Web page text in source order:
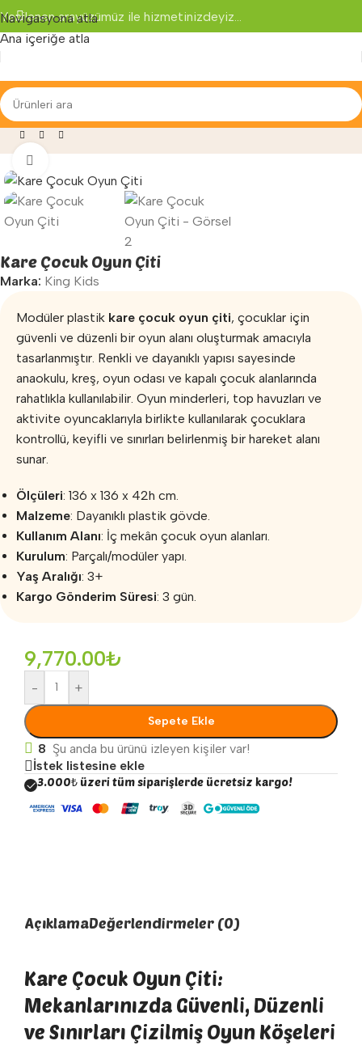
Navigasyona atla
Ana içeriğe atla
Yenilenen arayüzümüz ile hizmetinizdeyiz...
» Mağaza»
Kare Çocuk Oyun Çiti
Marka: King Kids
Modüler plastik kare çocuk oyun çiti, çocuklar için
güvenli ve düzenli bir oyun alanı oluşturmak amacıyla
tasarlanmıştır. Renkli ve dayanıklı yapısı sayesinde
anaokulu, kreş, oyun odası ve kapalı çocuk alanlarında
rahatlıkla kullanılabilir. Oyun minderleri, top havuzları ve
aktivite oyuncaklarıyla birlikte kullanılarak çocuklara
kontrollü, keyifli ve sınırları belirlenmiş bir hareket alanı
sunar.
Ölçüleri: 136 x 136 x 42h cm.
Malzeme: Dayanıklı plastik gövde.
Kullanım Alanı: İç mekân çocuk oyun alanları.
Kurulum: Parçalı/modüler yapı.
Yaş Aralığı: 3+
Kargo Gönderim Süresi: 3 gün.
9,770.00₺
- +
Sepete Ekle
8 Şu anda bu ürünü izleyen kişiler var!
İstek listesine ekle
3.000₺ üzeri tüm siparişlerde ücretsiz kargo!
AçıklamaDeğerlendirmeler (0)
Kare Çocuk Oyun Çiti:
Mekanlarınızda Güvenli, Düzenli
ve Sınırları Çizilmiş Oyun Köşeleri